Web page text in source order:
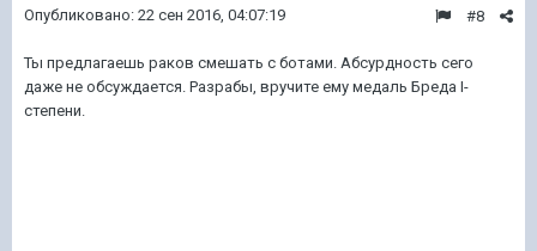
#8
Опубликовано: 22 сен 2016, 04:07:19
Ты предлагаешь раков смешать с ботами. Абсурдность сего
даже не обсуждается. Разрабы, вручите ему медаль Бреда I-
степени.